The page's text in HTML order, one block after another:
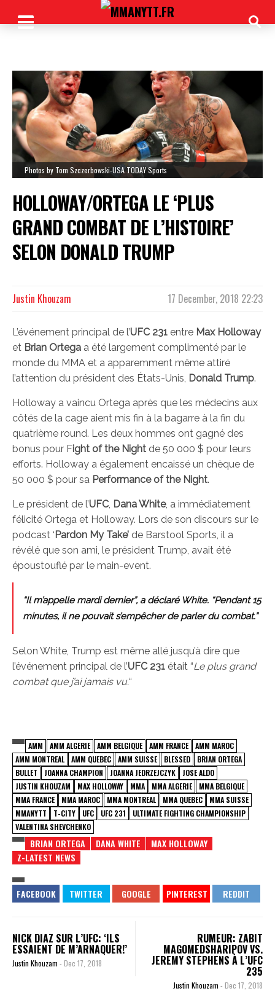
Photos by Tom Szczerbowski-USA TODAY Sports
HOLLOWAY/ORTEGA LE ‘PLUS
GRAND COMBAT DE L’HISTOIRE’
SELON DONALD TRUMP
17 December, 2018 22:23
Justin Khouzam
L’événement principal de l’UFC 231 entre Max Holloway
et Brian Ortega a été largement complimenté par le
monde du MMA et a apparemment même attiré
l’attention du président des États-Unis, Donald Trump.
Holloway a vaincu Ortega après que les médecins aux
côtés de la cage aient mis fin à la bagarre à la fin du
quatrième round. Les deux hommes ont gagné des
bonus pour Fight of the Night de 50 000 $ pour leurs
efforts. Holloway a également encaissé un chèque de
50 000 $ pour sa Performance of the Night.
Le président de l’UFC, Dana White, a immédiatement
félicité Ortega et Holloway. Lors de son discours sur le
podcast ‘Pardon My Take’ de Barstool Sports, il a
révélé que son ami, le président Trump, avait été
époustouflé par le main-event.
“Il m’appelle mardi dernier”, a déclaré White. “Pendant 15
minutes, il ne pouvait s’empêcher de parler du combat.”
Selon White, Trump est même allé jusqu’à dire que
l’événement principal de l’UFC 231 était “Le plus grand
combat que j’ai jamais vu.“
AMM AMM ALGERIE AMM BELGIQUE AMM FRANCE
AMM MAROC
AMM MONTREAL
AMM QUEBEC AMM SUISSE BLESSED
BRIAN ORTEGA
BULLET
JOANNA CHAMPION JOANNA JEDRZEJCZYK
JOSE ALDO
JUSTIN KHOUZAM
MAX HOLLOWAY MMA MMA ALGERIE
MMA BELGIQUE
MMA FRANCE
MMA MAROC MMA MONTREAL MMA QUEBEC
MMA SUISSE
MMANYTT
T-CITY UFC UFC 231
ULTIMATE FIGHTING CHAMPIONSHIP
VALENTINA SHEVCHENKO
BRIAN ORTEGA DANA WHITE
MAX HOLLOWAY
Z-LATEST NEWS
NICK DIAZ SUR L’UFC: ‘ILS
ESSAIENT DE M’ARNAQUER!’
Justin Khouzam - Dec 17, 2018
RUMEUR: ZABIT
MAGOMEDSHARIPOV VS.
JEREMY STEPHENS À L’UFC
235
Justin Khouzam - Dec 17, 2018